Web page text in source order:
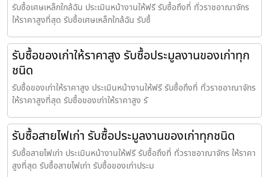
รับซื้อเศษเหล็กใกล้ฉัน ประเมินหน้างานให้ฟรี รับซื้อถึงที่ ทั่วราชอาณาจักร
ให้ราคาสูงที่สุด รับซื้อเศษเหล็กใกล้ฉัน รับซื้
รับซื้อของเก่าให้ราคาสูง รับซื้อประมูลงานของเก่าทุก
ชนิด
รับซื้อของเก่าให้ราคาสูง ประเมินหน้างานให้ฟรี รับซื้อถึงที่ ทั่วราชอาณาจักร
ให้ราคาสูงที่สุด รับซื้อของเก่าให้ราคาสูง รั
รับซื้อสายไฟเก่า รับซื้อประมูลงานของเก่าทุกชนิด
รับซื้อสายไฟเก่า ประเมินหน้างานให้ฟรี รับซื้อถึงที่ ทั่วราชอาณาจักร ให้ราคา
สูงที่สุด รับซื้อสายไฟเก่า รับซื้อของเก่าประม